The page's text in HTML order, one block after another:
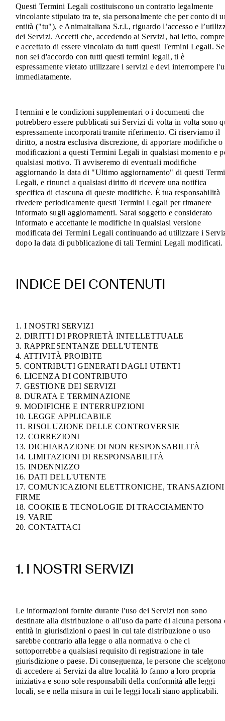
Questi Termini Legali costituiscono un contratto legalmente
vincolante stipulato tra te, sia personalmente che per conto di
entità ("tu"), e Animaitaliana S.r.l., riguardo l’accesso e
dei Servizi. Accetti che, accedendo ai Servizi, hai letto,
e accettato di essere vincolato da tutti questi Termini Legali. Se
non sei d'accordo con tutti questi termini legali, ti è
espressamente vietato utilizzare i servizi e devi interrompere
immediatamente.
I termini e le condizioni supplementari o i documenti che
potrebbero essere pubblicati sui Servizi di volta in volta sono
espressamente incorporati tramite riferimento. Ci riserviamo il
diritto, a nostra esclusiva discrezione, di apportare modifiche o
modificazioni a questi Termini Legali in qualsiasi momento e
qualsiasi motivo. Ti avviseremo di eventuali modifiche
aggiornando la data di "Ultimo aggiornamento" di questi
Legali, e rinunci a qualsiasi diritto di ricevere una notifica
specifica di ciascuna di queste modifiche. È tua responsabilità
rivedere periodicamente questi Termini Legali per rimanere
informato sugli aggiornamenti. Sarai soggetto e considerato
informato e accettante le modifiche in qualsiasi versione
modificata dei Termini Legali continuando ad utilizzare i
dopo la data di pubblicazione di tali Termini Legali modificati.
INDICE DEI CONTENUTI
1. I NOSTRI SERVIZI
2. DIRITTI DI PROPRIETÀ INTELLETTUALE
3. RAPPRESENTANZE DELL'UTENTE
4. ATTIVITÀ PROIBITE
5. CONTRIBUTI GENERATI DAGLI UTENTI
6. LICENZA DI CONTRIBUTO
7. GESTIONE DEI SERVIZI
8. DURATA E TERMINAZIONE
9. MODIFICHE E INTERRUPZIONI
10. LEGGE APPLICABILE
11. RISOLUZIONE DELLE CONTROVERSIE
12. CORREZIONI
13. DICHIARAZIONE DI NON RESPONSABILITÀ
14. LIMITAZIONI DI RESPONSABILITÀ
15. INDENNIZZO
16. DATI DELL'UTENTE
17. COMUNICAZIONI ELETTRONICHE,
FIRME
18. COOKIE E TECNOLOGIE DI TRACCIAMENTO
19. VARIE
20. CONTATTACI
1. I NOSTRI SERVIZI
Le informazioni fornite durante l'uso dei Servizi non sono
destinate alla distribuzione o all'uso da parte di alcuna persona
entità in giurisdizioni o paesi in cui tale distribuzione o uso
sarebbe contrario alla legge o alla normativa o che ci
sottoporrebbe a qualsiasi requisito di registrazione in tale
giurisdizione o paese. Di conseguenza, le persone che
di accedere ai Servizi da altre località lo fanno a loro propria
iniziativa e sono sole responsabili della conformità alle leggi
locali, se e nella misura in cui le leggi locali siano applicabili.